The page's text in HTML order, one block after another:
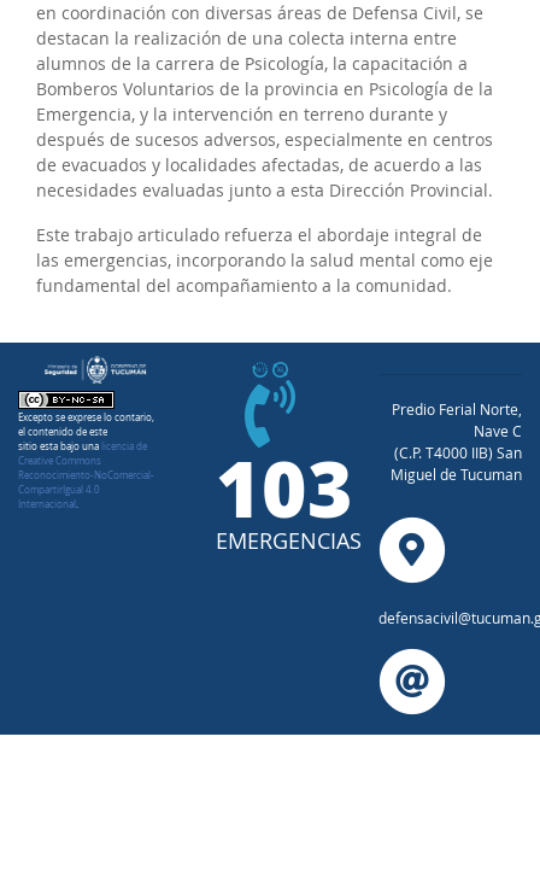
en coordinación con diversas áreas de Defensa Civil, se
destacan la realización de una colecta interna entre
alumnos de la carrera de Psicología, la capacitación a
Bomberos Voluntarios de la provincia en Psicología de la
Emergencia, y la intervención en terreno durante y
después de sucesos adversos, especialmente en centros
de evacuados y localidades afectadas, de acuerdo a las
necesidades evaluadas junto a esta Dirección Provincial.
Este trabajo articulado refuerza el abordaje integral de
las emergencias, incorporando la salud mental como eje
fundamental del acompañamiento a la comunidad.
Excepto se exprese lo contario,
el contenido de este
sitio esta bajo una licencia de
Creative Commons
Reconocimiento-NoComercial-
CompartirIgual 4.0
Internacional
103
EMERGENCIAS
Predio Ferial Norte,
Nave C
(C.P. T4000 IIB) San
Miguel de Tucuman